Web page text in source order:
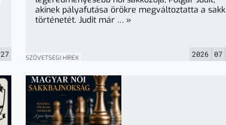
27
akinek pályafutása örökre megváltoztatta a sakk
történetét. Judit már … »
SZÖVETSÉGI HÍREK 2026 07